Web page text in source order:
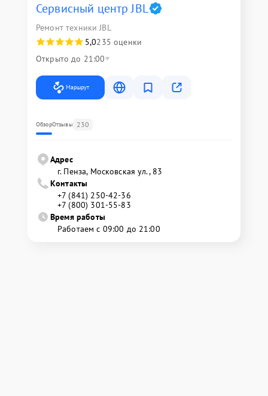
Сервисный центр JBL
Ремонт техники JBL
5,0235 оценки
Открыто до 21:00
Маршрут
ОбзорОтзывы 230
Адрес
г. Пенза, Московская ул., 83
Контакты
+7 (841) 250-42-36
+7 (800) 301-55-83
Время работы
Работаем с 09:00 до 21:00